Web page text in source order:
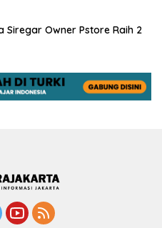
Siregar Owner Pstore Raih 2